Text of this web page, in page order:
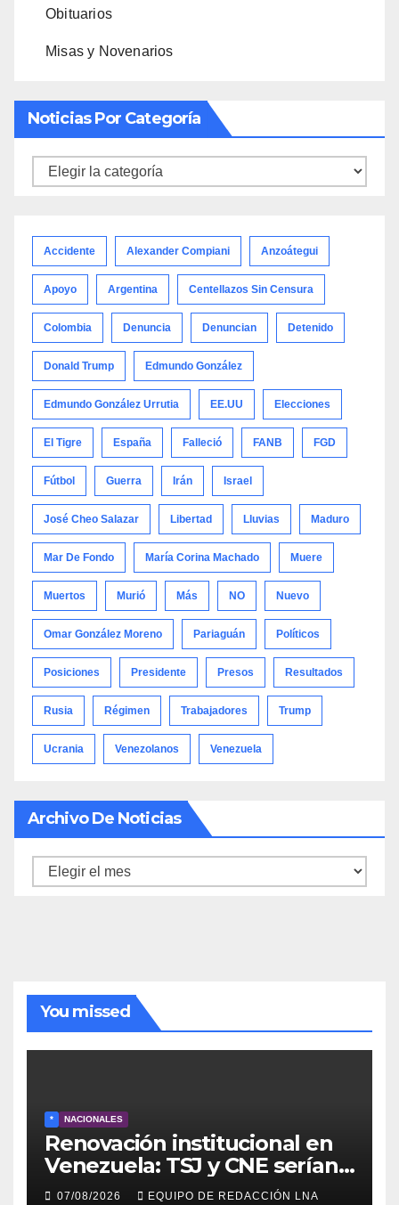
Obituarios
Misas y Novenarios
Noticias Por Categoría
Noticias
Accidente Alexander Compiani Anzoátegui
Apoyo Argentina Centellazos Sin Censura
Colombia Denuncia Denuncian Detenido
Donald Trump Edmundo González
Edmundo González Urrutia EE.UU Elecciones
El Tigre España Falleció FANB FGD
Fútbol Guerra Irán Israel
José Cheo Salazar Libertad Lluvias Maduro
Mar De Fondo María Corina Machado Muere
Muertos Murió Más NO Nuevo
Omar González Moreno Pariaguán Políticos
Posiciones Presidente Presos Resultados
Rusia Régimen Trabajadores Trump
Ucrania Venezolanos Venezuela
Archivo De Noticias
Archivo
You missed
* NACIONALES
Renovación institucional en
Venezuela: TSJ y CNE serían
designados a finales de 2026
07/08/2026 EQUIPO DE REDACCIÓN LNA